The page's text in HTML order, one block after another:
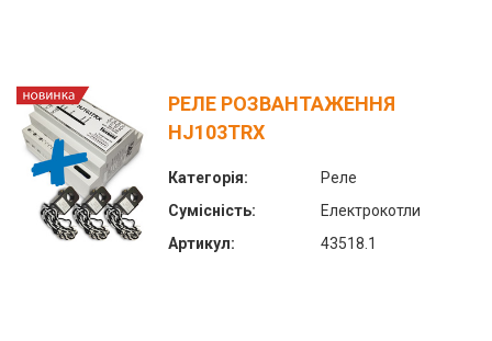
РЕЛЕ РОЗВАНТАЖЕННЯ
HJ103TRX
Категорія:
Реле
Сумісність:
Електрокотли
Артикул:
43518.1